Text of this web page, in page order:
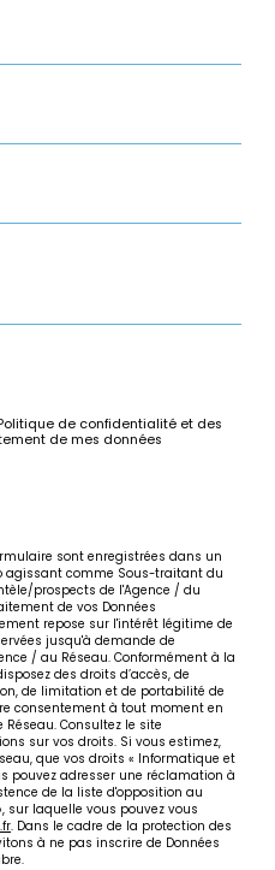
de confidentialité et des
de mes données
sont enregistrées dans un
agissant comme Sous-traitant du
prospects de l'Agence / du
de vos Données
repose sur l'intérêt légitime de
jusqu'à demande de
/ au Réseau. Conformément à la
des droits d’accès, de
de limitation et de portabilité de
consentement à tout moment en
Consultez le site
sur vos droits. Si vous estimez,
que vos droits « Informatique et
pouvez adresser une réclamation à
de la liste d'opposition au
sur laquelle vous pouvez vous
. Dans le cadre de la protection des
à ne pas inscrire de Données